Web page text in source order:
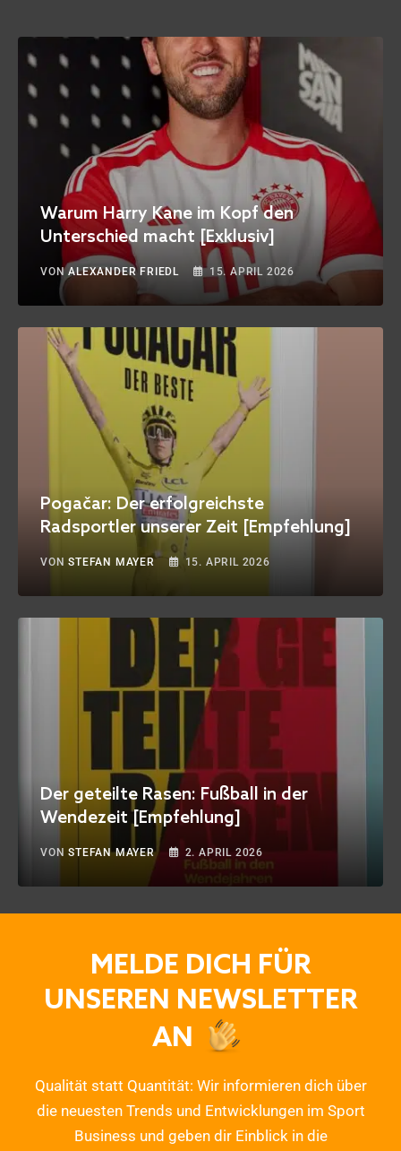
Warum Harry Kane im Kopf den
Unterschied macht [Exklusiv]
VONALEXANDER FRIEDL 15. APRIL 2026
Pogačar: Der erfolgreichste
Radsportler unserer Zeit [Empfehlung]
VONSTEFAN MAYER 15. APRIL 2026
Der geteilte Rasen: Fußball in der
Wendezeit [Empfehlung]
VONSTEFAN MAYER 2. APRIL 2026
MELDE DICH FÜR
UNSEREN NEWSLETTER
AN
Qualität statt Quantität: Wir informieren dich über
die neuesten Trends und Entwicklungen im Sport
Business und geben dir Einblick in die